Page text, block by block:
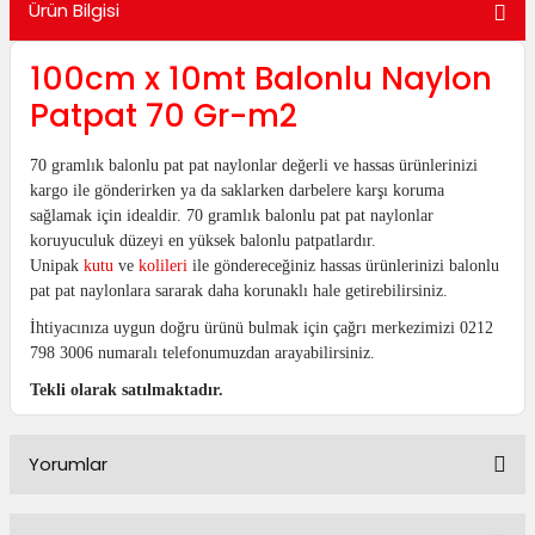
ve Koliler
Ürün Bilgisi
100cm x 10mt Balonlu Naylon
Patpat 70 Gr-m2
70 gramlık balonlu pat pat naylonlar değerli ve hassas ürünlerinizi
kargo ile gönderirken ya da saklarken darbelere karşı koruma
sağlamak için idealdir. 70 gramlık balonlu pat pat naylonlar
koruyuculuk düzeyi en yüksek balonlu patpatlardır.
Unipak kutu ve kolileri ile göndereceğiniz hassas ürünlerinizi balonlu
pat pat naylonlara sararak daha korunaklı hale getirebilirsiniz.
İhtiyacınıza uygun doğru ürünü bulmak için çağrı merkezimizi 0212
798 3006 numaralı telefonumuzdan arayabilirsiniz.
Tekli olarak satılmaktadır.
Yorumlar